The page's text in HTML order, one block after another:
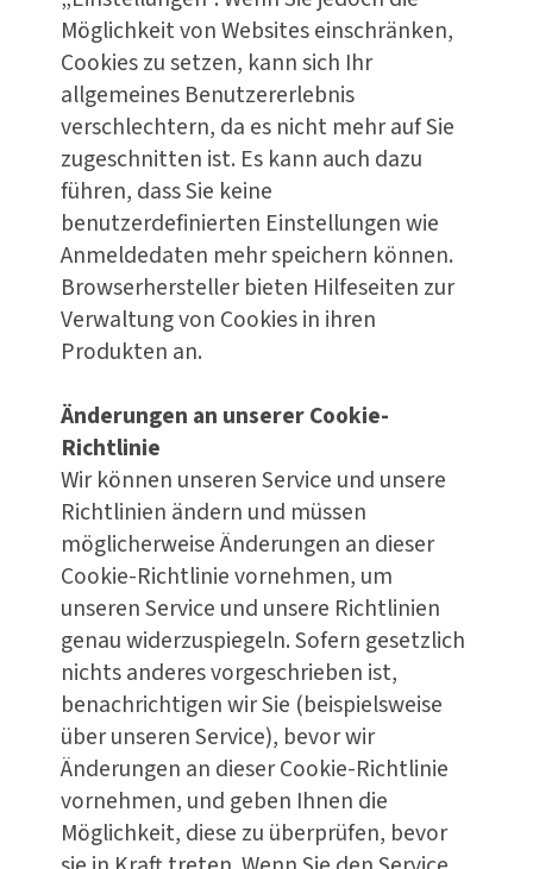
Möglichkeit von Websites einschränken,
Cookies zu setzen, kann sich Ihr
allgemeines Benutzererlebnis
verschlechtern, da es nicht mehr auf Sie
zugeschnitten ist. Es kann auch dazu
führen, dass Sie keine
benutzerdefinierten Einstellungen wie
Anmeldedaten mehr speichern können.
Browserhersteller bieten Hilfeseiten zur
Verwaltung von Cookies in ihren
Produkten an.
Änderungen an unserer Cookie-
Richtlinie
Wir können unseren Service und unsere
Richtlinien ändern und müssen
möglicherweise Änderungen an dieser
Cookie-Richtlinie vornehmen, um
unseren Service und unsere Richtlinien
genau widerzuspiegeln. Sofern gesetzlich
nichts anderes vorgeschrieben ist,
benachrichtigen wir Sie (beispielsweise
über unseren Service), bevor wir
Änderungen an dieser Cookie-Richtlinie
vornehmen, und geben Ihnen die
Möglichkeit, diese zu überprüfen, bevor